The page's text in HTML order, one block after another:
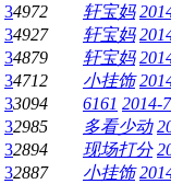
34972 轩宝妈
34927 轩宝妈
34879 轩宝妈
34712 小挂饰
33094 6161 2014-
32985 多看少动
32894 现场打分
32887 小挂饰